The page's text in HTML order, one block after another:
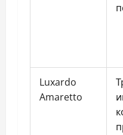
Luxardo
Amaretto